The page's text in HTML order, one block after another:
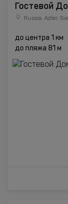
Гостевой
Russia, Adler,
до центра 1 км
до пляжа 81 м